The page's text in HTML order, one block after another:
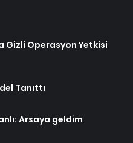
Gizli Operasyon Yetkisi
Tanıttı
Arsaya geldim